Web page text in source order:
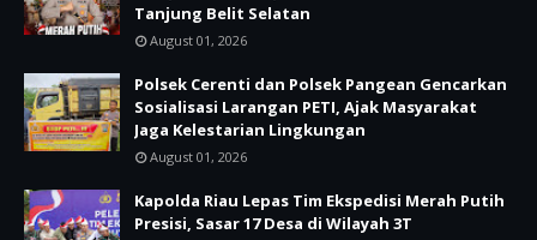
Tanjung Belit Selatan
August 01, 2026
Polsek Cerenti dan Polsek Pangean Gencarkan
Sosialisasi Larangan PETI, Ajak Masyarakat
Jaga Kelestarian Lingkungan
August 01, 2026
Kapolda Riau Lepas Tim Ekspedisi Merah Putih
Presisi, Sasar 17 Desa di Wilayah 3T